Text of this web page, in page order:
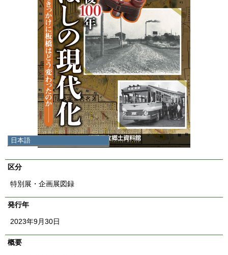
日本語
English
한국어
简体中文
繁體中文
区分
特別展・企画展図録
発行年
2023年9月30日
概要